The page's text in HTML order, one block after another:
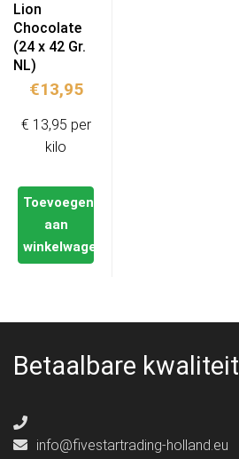
Lion
Chocolate
(24 x 42 Gr.
NL)
€13,95
Toevoegen
aan
winkelwagen
€ 13,95 per
kilo
Betaalbare kwaliteit
info@fivestartrading-holland.eu